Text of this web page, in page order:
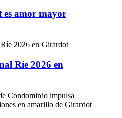
amor mayor
Ríe 2026 en